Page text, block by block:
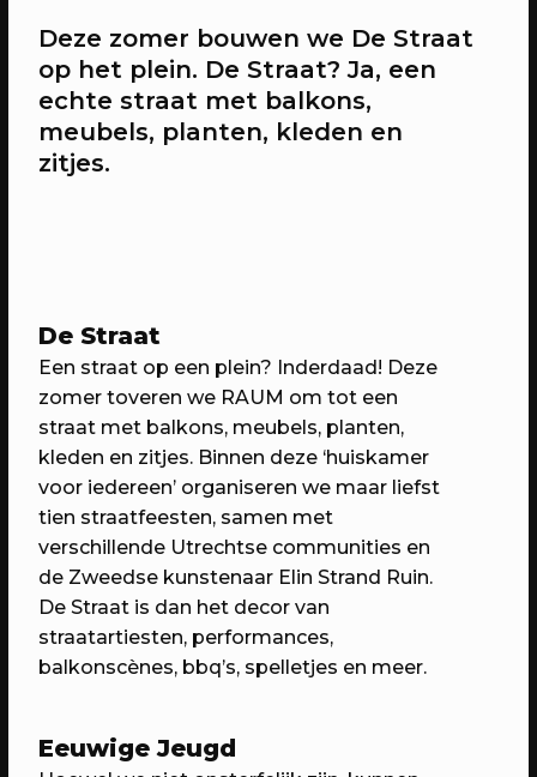
Workshops: Onze stad, ons canvas
Over de workshops tijdens Onze stad,
ons canvas
20/04/2023
Deze zomer bouwen we De Straat
op het plein. De Straat? Ja, een
echte straat met balkons,
meubels, planten, kleden en
zitjes.
De Straat
Een straat op een plein? Inderdaad! Deze
zomer toveren we RAUM om tot een
straat met balkons, meubels, planten,
kleden en zitjes. Binnen deze ‘huiskamer
voor iedereen’ organiseren we maar liefst
tien straatfeesten, samen met
verschillende Utrechtse communities en
de Zweedse kunstenaar Elin Strand Ruin.
De Straat is dan het decor van
straatartiesten, performances,
balkonscènes, bbq’s, spelletjes en meer.
Eeuwige Jeugd